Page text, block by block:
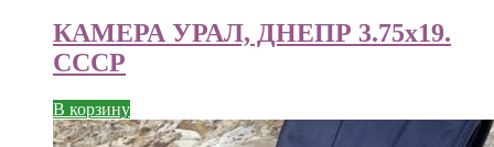
КАМЕРА УРАЛ, ДНЕПР 3.75х19.
СССР
В корзину